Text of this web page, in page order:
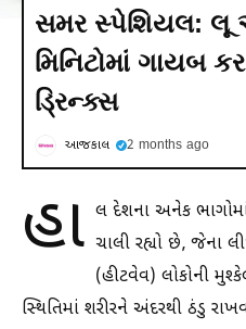
સમર સ્પેશિયલ: લૂ
મિનિટોમાં ગાયબ
ડ્રિન્ક્સ
આજકાલ 2 months ago
હા લ દેશના અનેક
ચાલી રહ્યો છે, જેના
(હીટવેવ) લોકોની
સ્થિતિમાં શરીરને અંદરથી ઠંડુ